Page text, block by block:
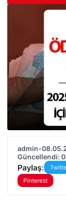
admin•
Güncellendi:
Paylaş:
Pinterest